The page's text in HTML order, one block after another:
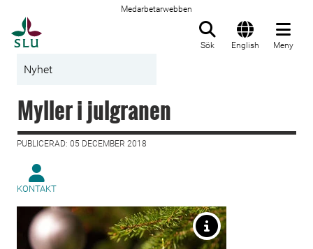
Medarbetarwebben
Sök English Meny
Nyhet
Myller i julgranen
PUBLICERAD: 05 DECEMBER 2018
KONTAKT